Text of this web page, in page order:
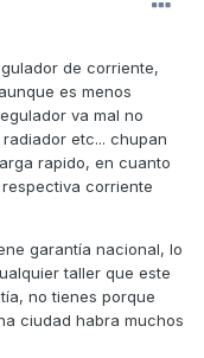
de corriente,
es menos
va mal no
etc... chupan
rapido, en cuanto
corriente
garantía nacional, lo
taller que este
no tienes porque
ciudad habra muchos